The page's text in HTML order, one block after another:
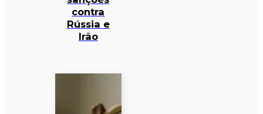
contra
Rússia e
Irão